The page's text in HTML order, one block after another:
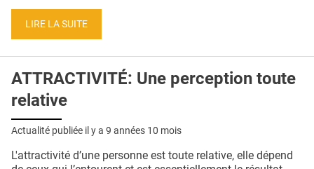
CONTACT
LIRE LA SUITE
ATTRACTIVITÉ: Une perception toute
relative
Actualité publiée il y a 9 années 10 mois
L'attractivité d’une personne est toute relative, elle dépend